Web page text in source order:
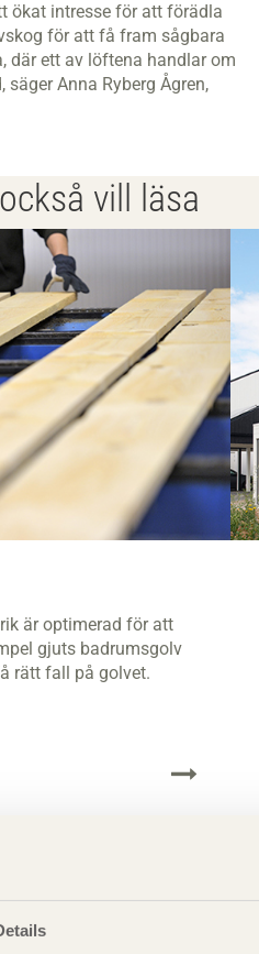
ökat intresse för att förädla
för att få fram sågbara
där ett av löftena handlar om
Anna Ryberg Ågren,
vill läsa
är optimerad för att
gjuts badrumsgolv
rätt fall på golvet.